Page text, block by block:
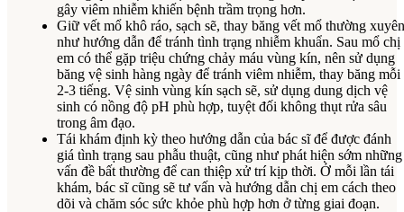
gây viêm nhiễm khiến bệnh trầm trọng hơn.
Giữ vết mổ khô ráo, sạch sẽ, thay băng vết mổ thường xuyên
như hướng dẫn để tránh tình trạng nhiễm khuẩn. Sau mổ chị
em có thể gặp triệu chứng chảy máu vùng kín, nên sử dụng
băng vệ sinh hàng ngày để tránh viêm nhiễm, thay băng mỗi
2-3 tiếng. Vệ sinh vùng kín sạch sẽ, sử dụng dung dịch vệ
sinh có nồng độ pH phù hợp, tuyệt đối không thụt rửa sâu
trong âm đạo.
Tái khám định kỳ theo hướng dẫn của bác sĩ để được đánh
giá tình trạng sau phẫu thuật, cũng như phát hiện sớm những
vấn đề bất thường để can thiệp xử trí kịp thời. Ở mỗi lần tái
khám, bác sĩ cũng sẽ tư vấn và hướng dẫn chị em cách theo
dõi và chăm sóc sức khỏe phù hợp hơn ở từng giai đoạn.